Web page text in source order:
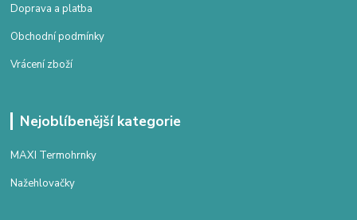
Doprava a platba
Obchodní podmínky
Vrácení zboží
Nejoblíbenější kategorie
MAXI Termohrnky
Nažehlovačky